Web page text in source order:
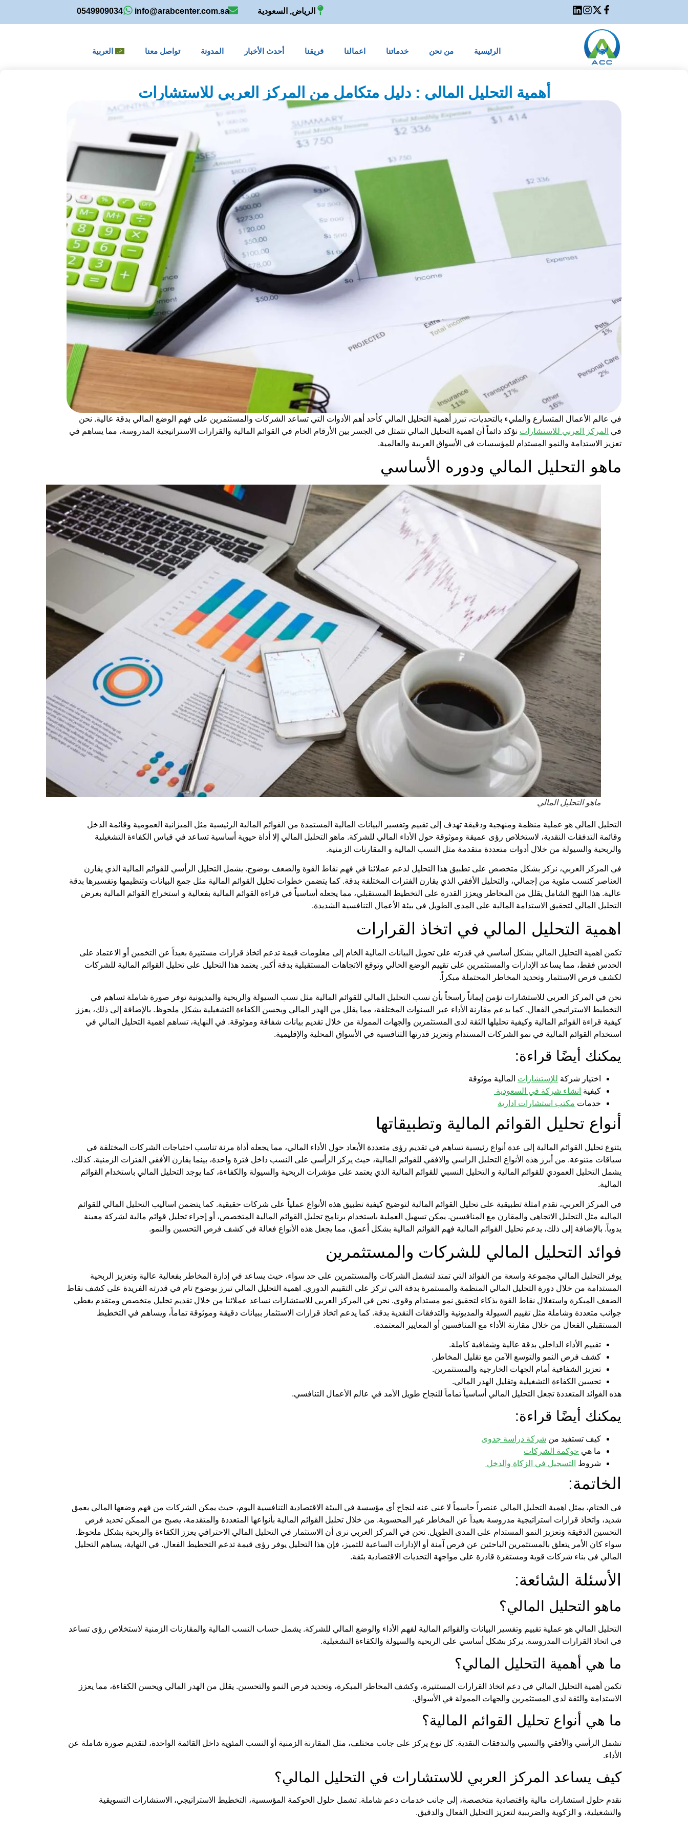
الرياض, السعودية info@arabcenter.com.sa
0549909034
الرئيسية من نحن خدماتنا اعمالنا فريقنا أحدث الأخبار المدونة تواصل معنا العربية
أهمية التحليل المالي : دليل متكامل من المركز العربي للاستشارات
في عالم الأعمال المتسارع والمليء بالتحديات، تبرز أهمية التحليل المالي كأحد أهم الأدوات التي تساعد الشركات والمستثمرين على فهم الوضع المالي بدقة عالية. نحن
في المركز العربي للاستشارات نؤكد دائماً أن اهمية التحليل المالي تتمثل في الجسر بين الأرقام الخام في القوائم المالية والقرارات الاستراتيجية المدروسة، مما يساهم في
تعزيز الاستدامة والنمو المستدام للمؤسسات في الأسواق العربية والعالمية.
ماهو التحليل المالي ودوره الأساسي
ماهو التحليل المالي
التحليل المالي هو عملية منظمة ومنهجية ودقيقة تهدف إلى تقييم وتفسير البيانات المالية المستمدة من القوائم المالية الرئيسية مثل الميزانية العمومية وقائمة الدخل
وقائمة التدفقات النقدية، لاستخلاص رؤى عميقة وموثوقة حول الأداء المالي للشركة. ماهو التحليل المالي إلا أداة حيوية أساسية تساعد في قياس الكفاءة التشغيلية
والربحية والسيولة من خلال أدوات متعددة متقدمة مثل النسب المالية و المقارنات الزمنية.
في المركز العربي، نركز بشكل متخصص على تطبيق هذا التحليل لدعم عملائنا في فهم نقاط القوة والضعف بوضوح. يشمل التحليل الرأسي للقوائم المالية الذي يقارن
العناصر كنسب مئوية من إجمالي، والتحليل الأفقي الذي يقارن الفترات المختلفة بدقة. كما يتضمن خطوات تحليل القوائم المالية مثل جمع البيانات وتنظيمها وتفسيرها بدقة
عالية. هذا النهج الشامل يقلل من المخاطر ويعزز القدرة على التخطيط المستقبلي، مما يجعله أساسياً في قراءة القوائم المالية بفعالية و استخراج القوائم المالية بغرض
التحليل المالي لتحقيق الاستدامة المالية على المدى الطويل في بيئة الأعمال التنافسية الشديدة.
اهمية التحليل المالي في اتخاذ القرارات
تكمن اهمية التحليل المالي بشكل أساسي في قدرته على تحويل البيانات المالية الخام إلى معلومات قيمة تدعم اتخاذ قرارات مستنيرة بعيداً عن التخمين أو الاعتماد على
الحدس فقط، مما يساعد الإدارات والمستثمرين على تقييم الوضع الحالي وتوقع الاتجاهات المستقبلية بدقة أكبر. يعتمد هذا التحليل على تحليل القوائم المالية للشركات
لكشف فرص الاستثمار وتحديد المخاطر المحتملة مبكراً.
نحن في المركز العربي للاستشارات نؤمن إيماناً راسخاً بأن نسب التحليل المالي للقوائم المالية مثل نسب السيولة والربحية والمديونية توفر صورة شاملة تساهم في
التخطيط الاستراتيجي الفعال. كما يدعم مقارنة الأداء عبر السنوات المختلفة، مما يقلل من الهدر المالي ويحسن الكفاءة التشغيلية بشكل ملحوظ. بالإضافة إلى ذلك، يعزز
كيفية قراءة القوائم المالية وكيفية تحليلها الثقة لدى المستثمرين والجهات الممولة من خلال تقديم بيانات شفافة وموثوقة. في النهاية، تساهم اهمية التحليل المالي في
استخدام القوائم المالية في نمو الشركات المستدام وتعزيز قدرتها التنافسية في الأسواق المحلية والإقليمية.
يمكنك أيضًا قراءة:
اختيار شركة للإستشارات المالية موثوقة
كيفية انشاء شركة في السعودية
خدمات مكتب استشارات ادارية
أنواع تحليل القوائم المالية وتطبيقاتها
يتنوع تحليل القوائم المالية إلى عدة أنواع رئيسية تساهم في تقديم رؤى متعددة الأبعاد حول الأداء المالي، مما يجعله أداة مرنة تناسب احتياجات الشركات المختلفة في
سياقات متنوعة. من أبرز هذه الأنواع التحليل الراسي والافقي للقوائم المالية، حيث يركز الرأسي على النسب داخل فترة واحدة، بينما يقارن الأفقي الفترات الزمنية. كذلك،
يشمل التحليل العمودي للقوائم المالية و التحليل النسبي للقوائم المالية الذي يعتمد على مؤشرات الربحية والسيولة والكفاءة، كما يوجد التحليل المالي باستخدام القوائم
المالية.
في المركز العربي، نقدم امثلة تطبيقية على تحليل القوائم المالية لتوضيح كيفية تطبيق هذه الأنواع عملياً على شركات حقيقية. كما يتضمن اساليب التحليل المالي للقوائم
الماليه مثل التحليل الاتجاهي والمقارن مع المنافسين. يمكن تسهيل العملية باستخدام برنامج تحليل القوائم المالية المتخصص، أو إجراء تحليل قوائم مالية لشركة معينة
يدوياً. بالإضافة إلى ذلك، يدعم تحليل القوائم المالية فهم القوائم المالية بشكل أعمق، مما يجعل هذه الأنواع فعالة في كشف فرص التحسين والنمو.
فوائد التحليل المالي للشركات والمستثمرين
يوفر التحليل المالي مجموعة واسعة من الفوائد التي تمتد لتشمل الشركات والمستثمرين على حد سواء، حيث يساعد في إدارة المخاطر بفعالية عالية وتعزيز الربحية
المستدامة من خلال دورة التحليل المالي المنظمة والمستمرة بدقة التي تركز على التقييم الدوري. اهمية التحليل المالي تبرز بوضوح تام في قدرته الفريدة على كشف نقاط
الضعف المبكرة واستغلال نقاط القوة بذكاء لتحقيق نمو مستدام وقوي. نحن في المركز العربي للاستشارات نساعد عملائنا من خلال تقديم تحليل متخصص ومتقدم يغطي
جوانب متعددة وشاملة مثل تقييم السيولة والمديونية والتدفقات النقدية بدقة. كما يدعم اتخاذ قرارات الاستثمار ببيانات دقيقة وموثوقة تماماً، ويساهم في التخطيط
المستقبلي الفعال من خلال مقارنة الأداء مع المنافسين أو المعايير المعتمدة.
تقييم الأداء الداخلي بدقة عالية وشفافية كاملة.
كشف فرص النمو والتوسع الآمن مع تقليل المخاطر.
تعزيز الشفافية أمام الجهات الخارجية والمستثمرين.
تحسين الكفاءة التشغيلية وتقليل الهدر المالي.
هذه الفوائد المتعددة تجعل التحليل المالي أساسياً تماماً للنجاح طويل الأمد في عالم الأعمال التنافسي.
يمكنك أيضًا قراءة:
كيف تستفيد من شركة دراسة جدوى
ما هي حوكمة الشركات
شروط التسجيل في الزكاة والدخل
الخاتمة:
في الختام، يمثل اهمية التحليل المالي عنصراً حاسماً لا غنى عنه لنجاح أي مؤسسة في البيئة الاقتصادية التنافسية اليوم، حيث يمكن الشركات من فهم وضعها المالي بعمق
شديد، واتخاذ قرارات استراتيجية مدروسة بعيداً عن المخاطر غير المحسوبة. من خلال تحليل القوائم المالية بأنواعها المتعددة والمتقدمة، يصبح من الممكن تحديد فرص
التحسين الدقيقة وتعزيز النمو المستدام على المدى الطويل. نحن في المركز العربي نرى أن الاستثمار في التحليل المالي الاحترافي يعزز الكفاءة والربحية بشكل ملحوظ.
سواء كان الأمر يتعلق بالمستثمرين الباحثين عن فرص آمنة أو الإدارات الساعية للتميز، فإن هذا التحليل يوفر رؤى قيمة تدعم التخطيط الفعال. في النهاية، يساهم التحليل
المالي في بناء شركات قوية ومستقرة قادرة على مواجهة التحديات الاقتصادية بثقة.
الأسئلة الشائعة:
ماهو التحليل المالي؟
التحليل المالي هو عملية تقييم وتفسير البيانات والقوائم المالية لفهم الأداء والوضع المالي للشركة. يشمل حساب النسب المالية والمقارنات الزمنية لاستخلاص رؤى تساعد
في اتخاذ القرارات المدروسة. يركز بشكل أساسي على الربحية والسيولة والكفاءة التشغيلية.
ما هي أهمية التحليل المالي؟
تكمن أهمية التحليل المالي في دعم اتخاذ القرارات المستنيرة، وكشف المخاطر المبكرة، وتحديد فرص النمو والتحسين. يقلل من الهدر المالي ويحسن الكفاءة، مما يعزز
الاستدامة والثقة لدى المستثمرين والجهات الممولة في الأسواق.
ما هي أنواع تحليل القوائم المالية؟
تشمل الرأسي والأفقي والنسبي والتدفقات النقدية. كل نوع يركز على جانب مختلف، مثل المقارنة الزمنية أو النسب المئوية داخل القائمة الواحدة، لتقديم صورة شاملة عن
الأداء.
كيف يساعد المركز العربي للاستشارات في التحليل المالي؟
نقدم حلول استشارات مالية واقتصادية متخصصة، إلى جانب خدمات دعم شاملة. تشمل حلول الحوكمة المؤسسية، التخطيط الاستراتيجي، الاستشارات التسويقية
والتشغيلية، و الزكوية والضريبية لتعزيز التحليل الفعال والدقيق.